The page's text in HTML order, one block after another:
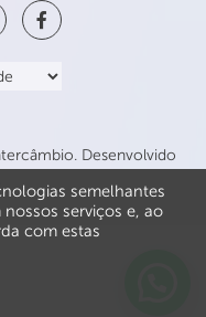
Desenvolvido
semelhantes
serviços e, ao
com estas